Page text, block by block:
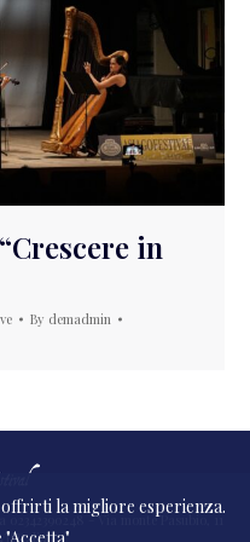
in
By demadmin
- Via monte Pasubio, 11
Italia
la migliore esperienza.